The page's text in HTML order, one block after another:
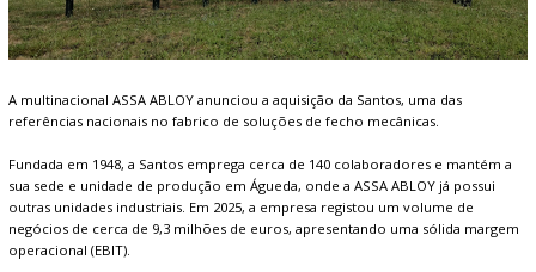
A multinacional ASSA ABLOY anunciou a aquisição da Santos, uma das
referências nacionais no fabrico de soluções de fecho mecânicas.
Fundada em 1948, a Santos emprega cerca de 140 colaboradores e mantém a
sua sede e unidade de produção em Águeda, onde a ASSA ABLOY já possui
outras unidades industriais. Em 2025, a empresa registou um volume de
negócios de cerca de 9,3 milhões de euros, apresentando uma sólida margem
operacional (EBIT).